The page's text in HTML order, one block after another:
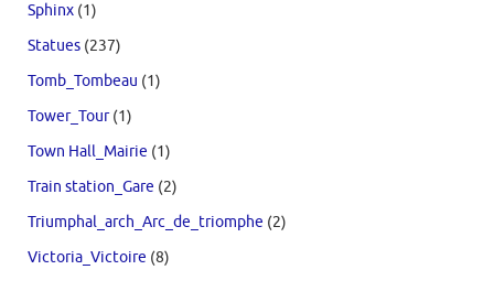
Sphinx (1)
Statues (237)
Tomb_Tombeau (1)
Tower_Tour(1)
Town Hall_Mairie (1)
Train station_Gare (2)
Triumphal_arch_Arc_de_triomphe (2)
Victoria_Victoire (8)